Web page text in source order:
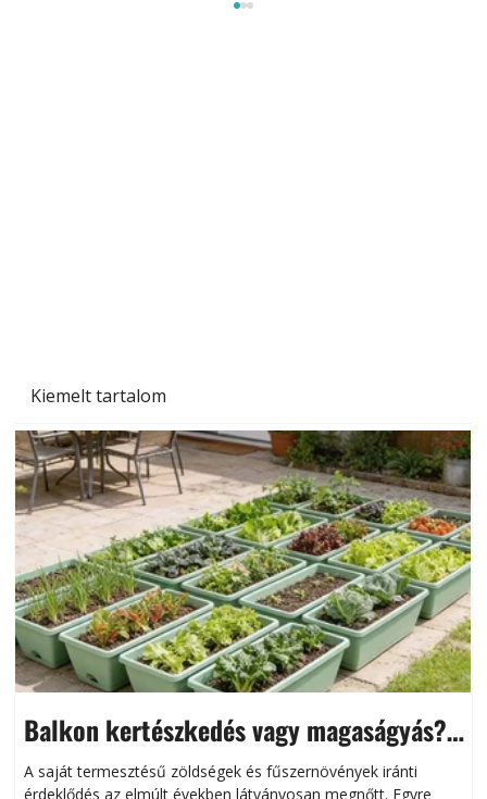
Kiemelt tartalom
Balkon kertészkedés vagy magaságyás?
Helytakarékos kertészkedés
A saját termesztésű zöldségek és fűszernövények iránti
érdeklődés az elmúlt években látványosan megnőtt. Egyre